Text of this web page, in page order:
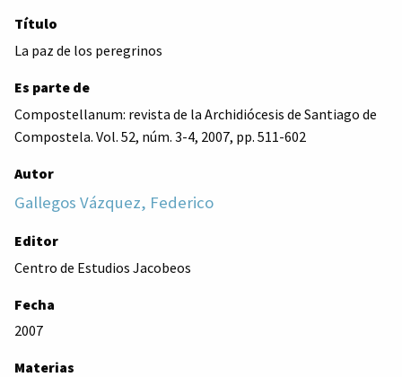
Título
La paz de los peregrinos
Es parte de
Compostellanum: revista de la Archidiócesis de Santiago de
Compostela. Vol. 52, núm. 3-4, 2007, pp. 511-602
Autor
Gallegos Vázquez, Federico
Editor
Centro de Estudios Jacobeos
Fecha
2007
Materias